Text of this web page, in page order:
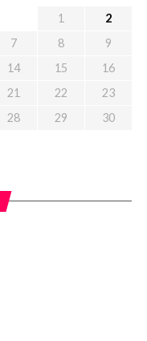
1
2
7 8
9
14 15
16
21 22
23
28 29
30